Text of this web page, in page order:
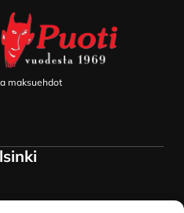
maksuehdot